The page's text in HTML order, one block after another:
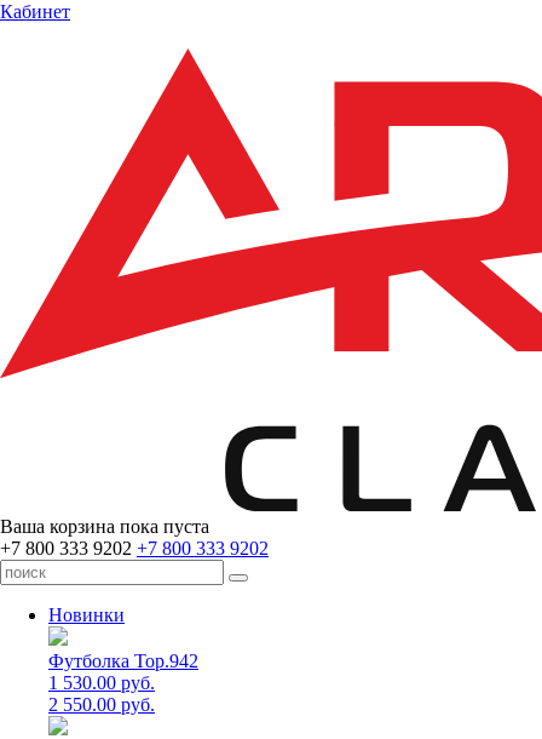
Кабинет
Ваша корзина пока пуста
+7 800 333 9202 +7 800 333 9202
Новинки
Футболка Top.942
1 530.00 руб.
2 550.00 руб.